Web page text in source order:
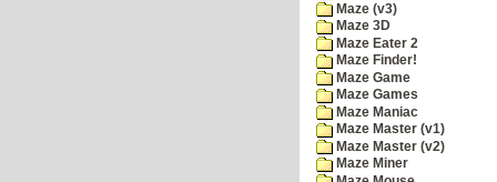
Maze (v3)
Maze 3D
Maze Eater 2
Maze Finder!
Maze Game
Maze Games
Maze Maniac
Maze Master (v1)
Maze Master (v2)
Maze Miner